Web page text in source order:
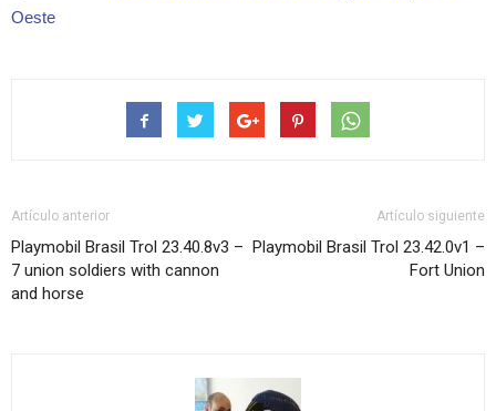
Oeste
Artículo anterior
Playmobil Brasil Trol 23.40.8v3 –
7 union soldiers with cannon
and horse
Artículo siguiente
Playmobil Brasil Trol 23.42.0v1 –
Fort Union